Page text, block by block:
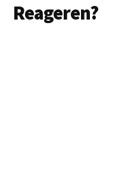
Reageren?